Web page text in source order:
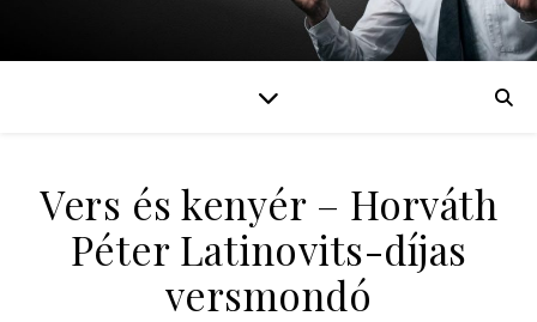
Vers és kenyér – Horváth
Péter Latinovits-díjas
versmondó